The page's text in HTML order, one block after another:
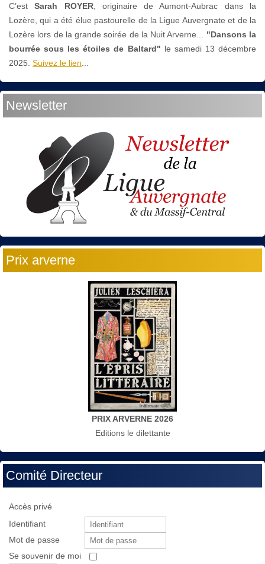
C’estSarah ROYER, originaire de Aumont-Aubrac dans la
Lozère, qui a été élue pastourelle de la Ligue Auvergnate et de la
Lozère lors de la grande soirée de la Nuit Arverne...
"Dansons la
bourrée sous les étoiles de Baltard" le samedi 13 décembre
2025. Suivez le lien
Newsletter
Prix arverne
PRIX ARVERNE 2026
Editions le dilettante
Comité Directeur
Accès privé
Identifiant
Mot de passe
Se souvenir de moi